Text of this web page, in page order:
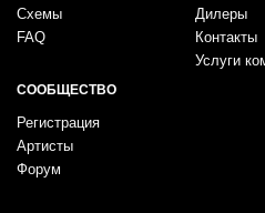
Схемы
FAQ
Дилеры
Контакты
Услуги
СООБЩЕСТВО
Регистрация
Артисты
Форум